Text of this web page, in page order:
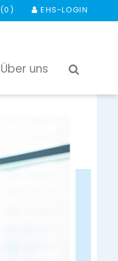
MERKLISTE (0 ) EHS-LOGIN
Über uns